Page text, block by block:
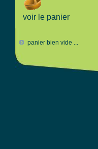
voir le panier
panier bien vide ...